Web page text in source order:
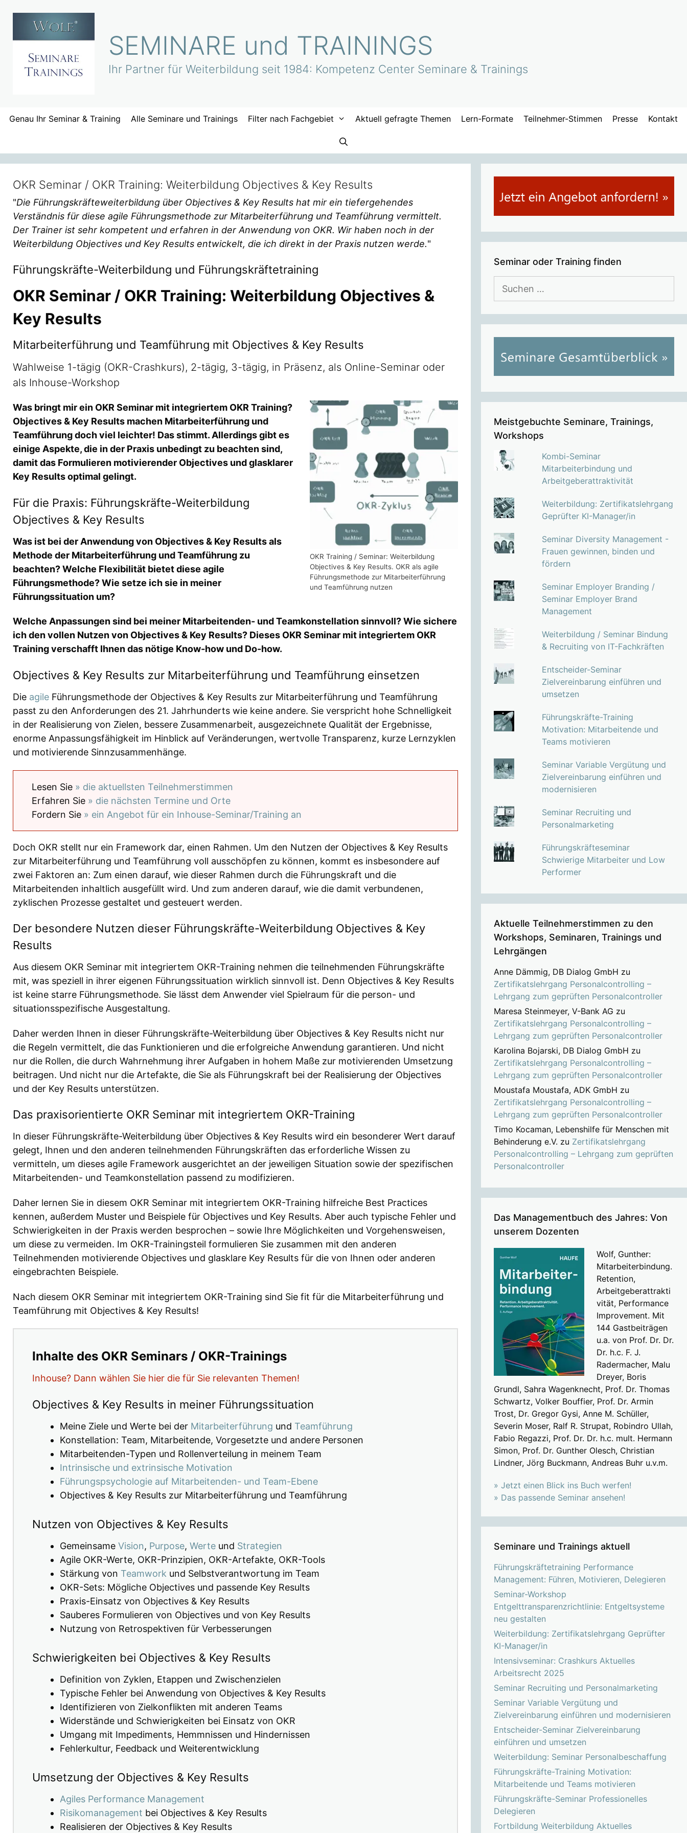
springen
SEMINARE und TRAININGS
Ihr Partner für Weiterbildung seit 1984: Kompetenz Center Seminare & Trainings
Genau Ihr Seminar & Training Alle Seminare und Trainings Filter nach Fachgebiet Aktuell gefragte Themen Lern-Formate Teilnehmer-Stimmen Presse Kontakt
OKR Seminar / OKR Training: Weiterbildung Objectives & Key Results
"Die Führungskräfteweiterbildung über Objectives & Key Results hat mir ein tiefergehendes
Verständnis für diese agile Führungsmethode zur Mitarbeiterführung und Teamführung vermittelt.
Der Trainer ist sehr kompetent und erfahren in der Anwendung von OKR. Wir haben noch in der
Weiterbildung Objectives und Key Results entwickelt, die ich direkt in der Praxis nutzen werde."
Führungskräfte-Weiterbildung und Führungskräftetraining
OKR Seminar / OKR Training: Weiterbildung Objectives &
Key Results
Mitarbeiterführung und Teamführung mit Objectives & Key Results
Wahlweise 1-tägig (OKR-Crashkurs), 2-tägig, 3-tägig, in Präsenz, als Online-Seminar oder
als Inhouse-Workshop
OKR Training / Seminar: Weiterbildung
Objectives & Key Results. OKR als agile
Führungsmethode zur Mitarbeiterführung
und Teamführung nutzen
Was bringt mir ein OKR Seminar mit integriertem OKR Training?
Objectives & Key Results machen Mitarbeiterführung und
Teamführung doch viel leichter! Das stimmt. Allerdings gibt es
einige Aspekte, die in der Praxis unbedingt zu beachten sind,
damit das Formulieren motivierender Objectives und glasklarer
Key Results optimal gelingt.
Für die Praxis: Führungskräfte-Weiterbildung
Objectives & Key Results
Was ist bei der Anwendung von Objectives & Key Results als
Methode der Mitarbeiterführung und Teamführung zu
beachten? Welche Flexibilität bietet diese agile
Führungsmethode? Wie setze ich sie in meiner
Führungssituation um?
Welche Anpassungen sind bei meiner Mitarbeitenden- und Teamkonstellation sinnvoll? Wie sichere
ich den vollen Nutzen von Objectives & Key Results? Dieses OKR Seminar mit integriertem OKR
Training verschafft Ihnen das nötige Know-how und Do-how.
Objectives & Key Results zur Mitarbeiterführung und Teamführung einsetzen
Die agile Führungsmethode der Objectives & Key Results zur Mitarbeiterführung und Teamführung
passt zu den Anforderungen des 21. Jahrhunderts wie keine andere. Sie verspricht hohe Schnelligkeit
in der Realisierung von Zielen, bessere Zusammenarbeit, ausgezeichnete Qualität der Ergebnisse,
enorme Anpassungsfähigkeit im Hinblick auf Veränderungen, wertvolle Transparenz, kurze Lernzyklen
und motivierende Sinnzusammenhänge.
Lesen Sie » die aktuellsten Teilnehmerstimmen
Erfahren Sie » die nächsten Termine und Orte
Fordern Sie » ein Angebot für ein Inhouse-Seminar/Training an
Doch OKR stellt nur ein Framework dar, einen Rahmen. Um den Nutzen der Objectives & Key Results
zur Mitarbeiterführung und Teamführung voll ausschöpfen zu können, kommt es insbesondere auf
zwei Faktoren an: Zum einen darauf, wie dieser Rahmen durch die Führungskraft und die
Mitarbeitenden inhaltlich ausgefüllt wird. Und zum anderen darauf, wie die damit verbundenen,
zyklischen Prozesse gestaltet und gesteuert werden.
Der besondere Nutzen dieser Führungskräfte-Weiterbildung Objectives & Key
Results
Aus diesem OKR Seminar mit integriertem OKR-Training nehmen die teilnehmenden Führungskräfte
mit, was speziell in ihrer eigenen Führungssituation wirklich sinnvoll ist. Denn Objectives & Key Results
ist keine starre Führungsmethode. Sie lässt dem Anwender viel Spielraum für die person- und
situationsspezifische Ausgestaltung.
Daher werden Ihnen in dieser Führungskräfte-Weiterbildung über Objectives & Key Results nicht nur
die Regeln vermittelt, die das Funktionieren und die erfolgreiche Anwendung garantieren. Und nicht
nur die Rollen, die durch Wahrnehmung ihrer Aufgaben in hohem Maße zur motivierenden Umsetzung
beitragen. Und nicht nur die Artefakte, die Sie als Führungskraft bei der Realisierung der Objectives
und der Key Results unterstützen.
Das praxisorientierte OKR Seminar mit integriertem OKR-Training
In dieser Führungskräfte-Weiterbildung über Objectives & Key Results wird ein besonderer Wert darauf
gelegt, Ihnen und den anderen teilnehmenden Führungskräften das erforderliche Wissen zu
vermitteln, um dieses agile Framework ausgerichtet an der jeweiligen Situation sowie der spezifischen
Mitarbeitenden- und Teamkonstellation passend zu modifizieren.
Daher lernen Sie in diesem OKR Seminar mit integriertem OKR-Training hilfreiche Best Practices
kennen, außerdem Muster und Beispiele für Objectives und Key Results. Aber auch typische Fehler und
Schwierigkeiten in der Praxis werden besprochen – sowie Ihre Möglichkeiten und Vorgehensweisen,
um diese zu vermeiden. Im OKR-Trainingsteil formulieren Sie zusammen mit den anderen
Teilnehmenden motivierende Objectives und glasklare Key Results für die von Ihnen oder anderen
eingebrachten Beispiele.
Nach diesem OKR Seminar mit integriertem OKR-Training sind Sie fit für die Mitarbeiterführung und
Teamführung mit Objectives & Key Results!
Inhalte des OKR Seminars / OKR-Trainings
Inhouse? Dann wählen Sie hier die für Sie relevanten Themen!
Objectives & Key Results in meiner Führungssituation
Meine Ziele und Werte bei der Mitarbeiterführung und Teamführung
Konstellation: Team, Mitarbeitende, Vorgesetzte und andere Personen
Mitarbeitenden-Typen und Rollenverteilung in meinem Team
Intrinsische und extrinsische Motivation
Führungspsychologie auf Mitarbeitenden- und Team-Ebene
Objectives & Key Results zur Mitarbeiterführung und Teamführung
Nutzen von Objectives & Key Results
Gemeinsame Vision, Purpose, Werte und Strategien
Agile OKR-Werte, OKR-Prinzipien, OKR-Artefakte, OKR-Tools
Stärkung von Teamwork und Selbstverantwortung im Team
OKR-Sets: Mögliche Objectives und passende Key Results
Praxis-Einsatz von Objectives & Key Results
Sauberes Formulieren von Objectives und von Key Results
Nutzung von Retrospektiven für Verbesserungen
Schwierigkeiten bei Objectives & Key Results
Definition von Zyklen, Etappen und Zwischenzielen
Typische Fehler bei Anwendung von Objectives & Key Results
Identifizieren von Zielkonflikten mit anderen Teams
Widerstände und Schwierigkeiten bei Einsatz von OKR
Umgang mit Impediments, Hemmnissen und Hindernissen
Fehlerkultur, Feedback und Weiterentwicklung
Umsetzung der Objectives & Key Results
Agiles Performance Management
Risikomanagement bei Objectives & Key Results
Realisieren der Objectives & Key Results
Seminar oder Training finden
nach:
Meistgebuchte Seminare, Trainings,
Workshops
Kombi-Seminar
Mitarbeiterbindung und
Arbeitgeberattraktivität
Weiterbildung: Zertifikatslehrgang
Geprüfter KI-Manager/in
Seminar Diversity Management -
Frauen gewinnen, binden und
fördern
Seminar Employer Branding /
Seminar Employer Brand
Management
Weiterbildung / Seminar Bindung
& Recruiting von IT-Fachkräften
Entscheider-Seminar
Zielvereinbarung einführen und
umsetzen
Führungskräfte-Training
Motivation: Mitarbeitende und
Teams motivieren
Seminar Variable Vergütung und
Zielvereinbarung einführen und
modernisieren
Seminar Recruiting und
Personalmarketing
Führungskräfteseminar
Schwierige Mitarbeiter und Low
Performer
Aktuelle Teilnehmerstimmen zu den
Workshops, Seminaren, Trainings und
Lehrgängen
Anne Dämmig, DB Dialog GmbH zu
Zertifikatslehrgang Personalcontrolling –
Lehrgang zum geprüften Personalcontroller
Maresa Steinmeyer, V-Bank AG zu
Zertifikatslehrgang Personalcontrolling –
Lehrgang zum geprüften Personalcontroller
Karolina Bojarski, DB Dialog GmbH zu
Zertifikatslehrgang Personalcontrolling –
Lehrgang zum geprüften Personalcontroller
Moustafa Moustafa, ADK GmbH zu
Zertifikatslehrgang Personalcontrolling –
Lehrgang zum geprüften Personalcontroller
Timo Kocaman, Lebenshilfe für Menschen mit
Behinderung e.V. zu Zertifikatslehrgang
Personalcontrolling – Lehrgang zum geprüften
Personalcontroller
Das Managementbuch des Jahres: Von
unserem Dozenten
Wolf, Gunther:
Mitarbeiterbindung.
Retention,
Arbeitgeberattrakti
vität, Performance
Improvement. Mit
144 Gastbeiträgen
u.a. von Prof. Dr. Dr.
Dr. h.c. F. J.
Radermacher, Malu
Dreyer, Boris
Grundl, Sahra Wagenknecht, Prof. Dr. Thomas
Schwartz, Volker Bouffier, Prof. Dr. Armin
Trost, Dr. Gregor Gysi, Anne M. Schüller,
Severin Moser, Ralf R. Strupat, Robindro Ullah,
Fabio Regazzi, Prof. Dr. Dr. h.c. mult. Hermann
Simon, Prof. Dr. Gunther Olesch, Christian
Lindner, Jörg Buckmann, Andreas Buhr u.v.m.
» Jetzt einen Blick ins Buch werfen!
» Das passende Seminar ansehen!
Seminare und Trainings aktuell
Führungskräftetraining Performance
Management: Führen, Motivieren, Delegieren
Seminar-Workshop
Entgelttransparenzrichtlinie: Entgeltsysteme
neu gestalten
Weiterbildung: Zertifikatslehrgang Geprüfter
KI-Manager/in
Intensivseminar: Crashkurs Aktuelles
Arbeitsrecht 2025
Seminar Recruiting und Personalmarketing
Seminar Variable Vergütung und
Zielvereinbarung einführen und modernisieren
Entscheider-Seminar Zielvereinbarung
einführen und umsetzen
Weiterbildung: Seminar Personalbeschaffung
Führungskräfte-Training Motivation:
Mitarbeitende und Teams motivieren
Führungskräfte-Seminar Professionelles
Delegieren
Fortbildung Weiterbildung Aktuelles